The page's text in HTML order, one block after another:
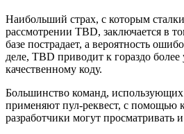
Наибольший страх, с которым
рассмотрении TBD, заключается в
базе пострадает, а вероятность
деле, TBD приводит к гораздо
качественному коду.
Большинство команд,
применяют пул-реквест, с помощью
разработчики могут просматривать